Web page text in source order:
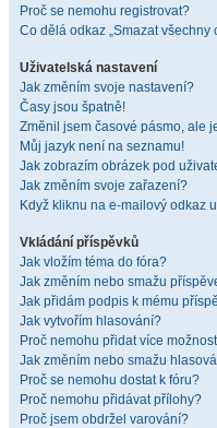
Proč se nemohu registrovat?
Co dělá odkaz „Smazat všechny
Uživatelská nastavení
Jak změním svoje nastavení?
Časy jsou špatně!
Změnil jsem časové pásmo, ale
Můj jazyk není na seznamu!
Jak zobrazím obrázek pod
Jak změním svoje zařazení?
Když kliknu na e-mailový odkaz
Vkládání příspěvků
Jak vložím téma do fóra?
Jak změním nebo smažu
Jak přidám podpis k mému
Jak vytvořím hlasování?
Proč nemohu přidat více
Jak změním nebo smažu
Proč se nemohu dostat k fóru?
Proč nemohu přidávat přílohy?
Proč jsem obdržel varování?